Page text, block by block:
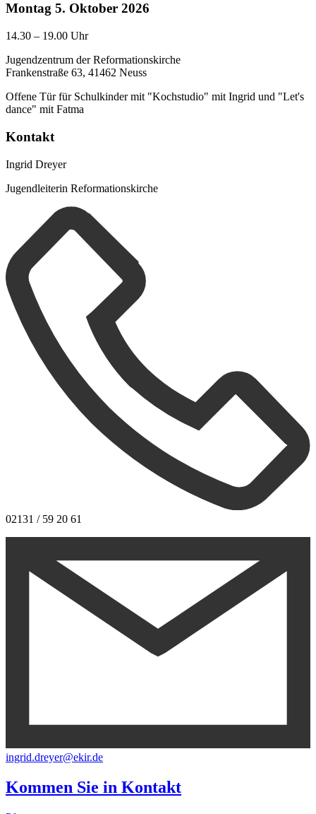
Montag 5. Oktober 2026
14.30 – 19.00 Uhr
Jugendzentrum der Reformationskirche
Frankenstraße 63, 41462 Neuss
Offene Tür für Schulkinder mit "Kochstudio" mit Ingrid und "Let's
dance" mit Fatma
Kontakt
Ingrid Dreyer
Jugendleiterin Reformationskirche
02131 / 59 20 61
ingrid.dreyer@ekir.de
Kommen Sie in Kontakt